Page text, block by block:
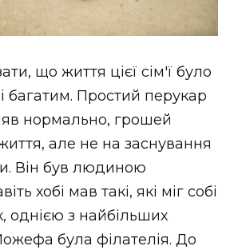
що життя цієї сім'ї було
багатим. Простий перукар
нормально, грошей
але не на заснування
Він був людиною
хобі мав такі, які міг собі
однією з найбільших
була філателія. До